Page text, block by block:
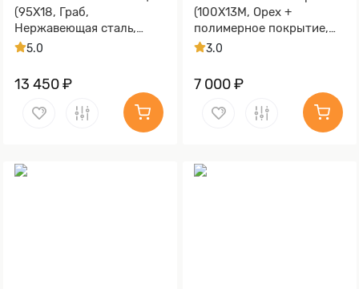
(95Х18, Граб,
Нержавеющая сталь,
Алюминий)
5.0
13 450 ₽
(100Х13М, Орех +
полимерное покрытие,
Металлический)
3.0
7 000 ₽